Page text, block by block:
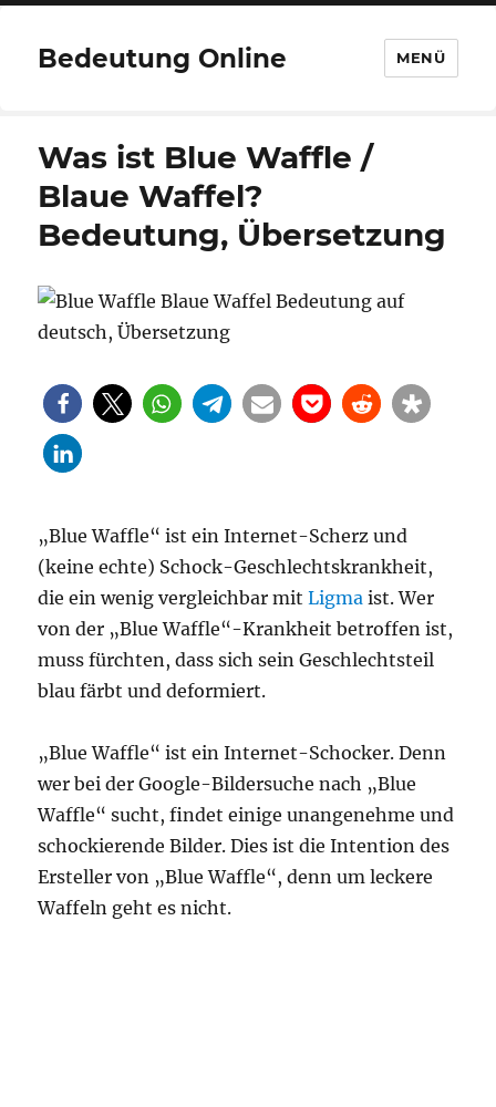
Bedeutung Online MENÜ
Was ist Blue Waffle /
Blaue Waffel?
Bedeutung, Übersetzung
„Blue Waffle“ ist ein Internet-Scherz und
(keine echte) Schock-Geschlechtskrankheit,
die ein wenig vergleichbar mitLigma ist. Wer
von der „Blue Waffle“-Krankheit betroffen ist,
muss fürchten, dass sich sein Geschlechtsteil
blau färbt und deformiert.
„Blue Waffle“ ist ein Internet-Schocker. Denn
wer bei der Google-Bildersuche nach „Blue
Waffle“ sucht, findet einige unangenehme und
schockierende Bilder. Dies ist die Intention des
Ersteller von „Blue Waffle“, denn um leckere
Waffeln geht es nicht.